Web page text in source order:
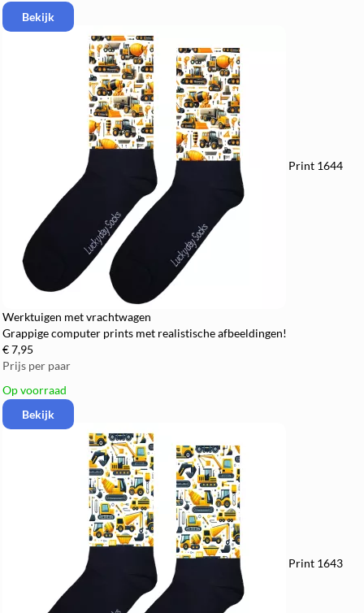
Bekijk
Print 1644
Werktuigen met vrachtwagen
Grappige computer prints met realistische afbeeldingen!
€ 7,95
Prijs per paar
Op voorraad
Bekijk
Print 1643